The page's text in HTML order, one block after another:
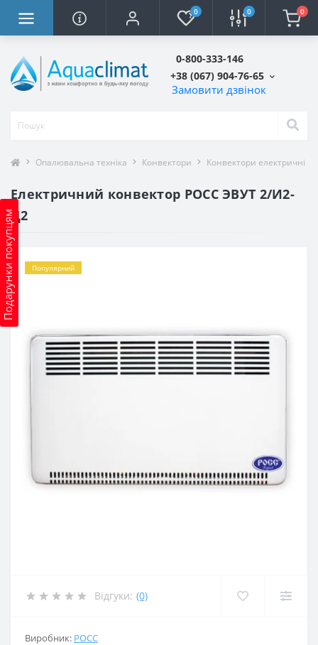
0 0 0
0-800-333-146
+38 (067) 904-76-65
Замовити дзвінок
Подарунки покупцям
Опалювальна техніка Конвектори Конвектори електричні
Електричний конвектор РОСС ЭВУТ 2/И2-
Д2
Популярний
Відгуки: (0)
Виробник: РОСС